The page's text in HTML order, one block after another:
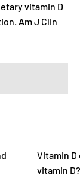
vitamin D
Am J Clin
Vitamin D
vitamin D?